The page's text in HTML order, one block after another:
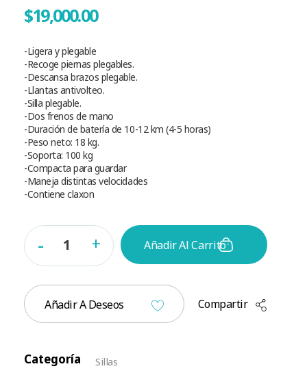
$19,000.00
-Ligera y plegable
-Recoge piernas plegables.
-Descansa brazos plegable.
-Llantas antivolteo.
-Silla plegable.
-Dos frenos de mano
-Duración de batería de 10-12 km (4-5 horas)
-Peso neto: 18 kg.
-Soporta: 100 kg
-Compacta para guardar
-Maneja distintas velocidades
-Contiene claxon
Añadir Al Carrito
Añadir A Deseos Compartir
Categoría Sillas